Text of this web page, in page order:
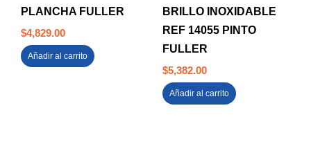
PLANCHA FULLER
$4,829.00
Añadir al carrito
BRILLO INOXIDABLE
REF 14055 PINTO
FULLER
$5,382.00
Añadir al carrito